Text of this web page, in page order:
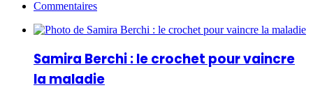
Commentaires
Samira Berchi : le crochet pour vaincre
la maladie